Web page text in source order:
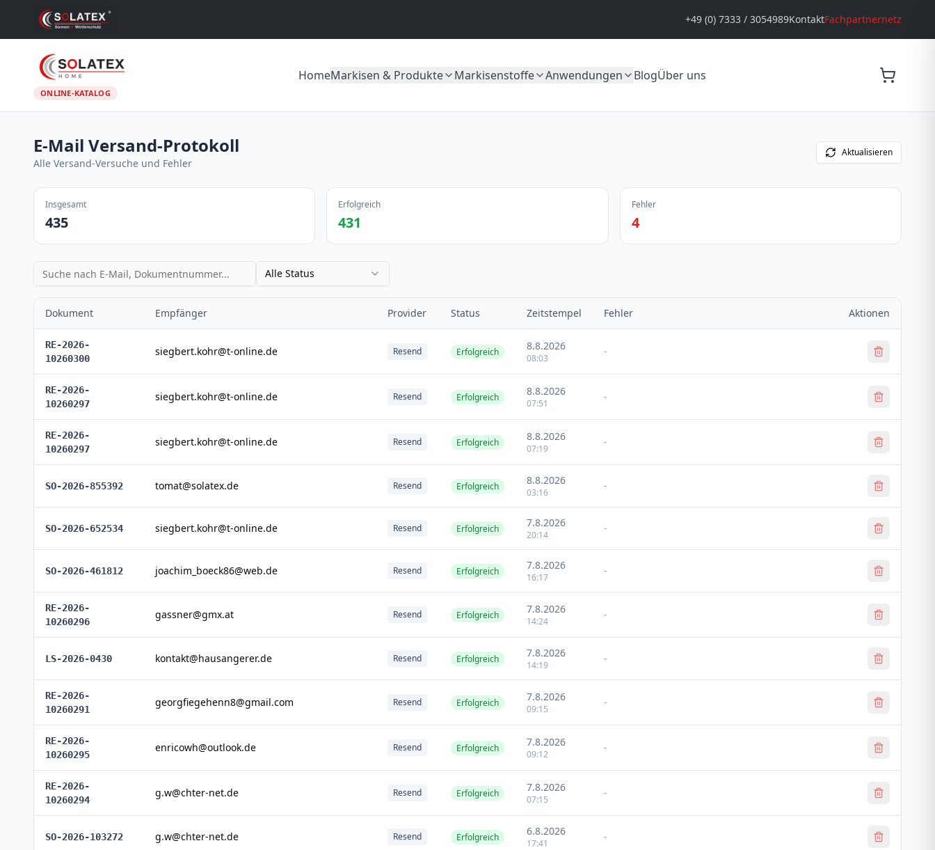
+49 (0) 7333 / 3054989KontaktFachpartnernetz
ONLINE-KATALOG
HomeMarkisen & Produkte Markisenstoffe Anwendungen BlogÜber uns
E-Mail Versand-Protokoll
Alle Versand-Versuche und Fehler
Aktualisieren
Insgesamt
435
Erfolgreich
431
Fehler
4
Alle Status
Dokument Empfänger Provider Status Zeitstempel Fehler Aktionen
RE-2026-
10260300
siegbert.kohr@t-online.de Resend Erfolgreich 8.8.2026
08:03
-
RE-2026-
10260297
siegbert.kohr@t-online.de Resend Erfolgreich 8.8.2026
07:51
-
RE-2026-
10260297
siegbert.kohr@t-online.de Resend Erfolgreich 8.8.2026
07:19
-
SO-2026-855392 tomat@solatex.de Resend Erfolgreich 8.8.2026
03:16
-
SO-2026-652534 siegbert.kohr@t-online.de Resend Erfolgreich 7.8.2026
20:14
-
SO-2026-461812 joachim_boeck86@web.de Resend Erfolgreich 7.8.2026
16:17
-
RE-2026-
10260296
gassner@gmx.at Resend Erfolgreich 7.8.2026
14:24
-
LS-2026-0430 kontakt@hausangerer.de Resend Erfolgreich 7.8.2026
14:19
-
RE-2026-
10260291
georgfiegehenn8@gmail.com Resend Erfolgreich 7.8.2026
09:15
-
RE-2026-
10260295
enricowh@outlook.de Resend Erfolgreich 7.8.2026
09:12
-
RE-2026-
10260294
g.w@chter-net.de Resend Erfolgreich 7.8.2026
07:15
-
SO-2026-103272 g.w@chter-net.de Resend Erfolgreich 6.8.2026
17:41
-